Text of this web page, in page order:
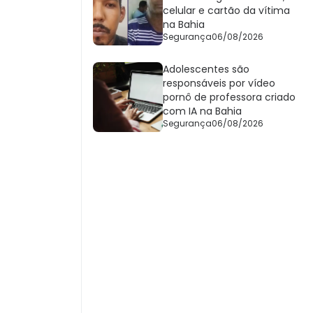
celular e cartão da vítima
na Bahia
Segurança06/08/2026
Adolescentes são
responsáveis por vídeo
pornô de professora criado
com IA na Bahia
Segurança06/08/2026